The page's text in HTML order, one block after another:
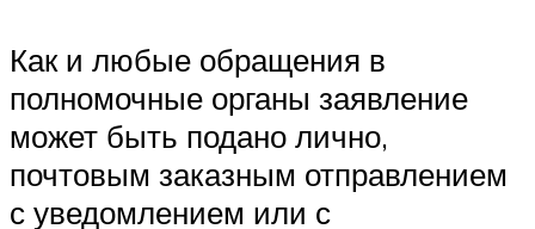
Как и любые обращения в
полномочные органы заявление
может быть подано лично,
почтовым заказным отправлением
с уведомлением или с